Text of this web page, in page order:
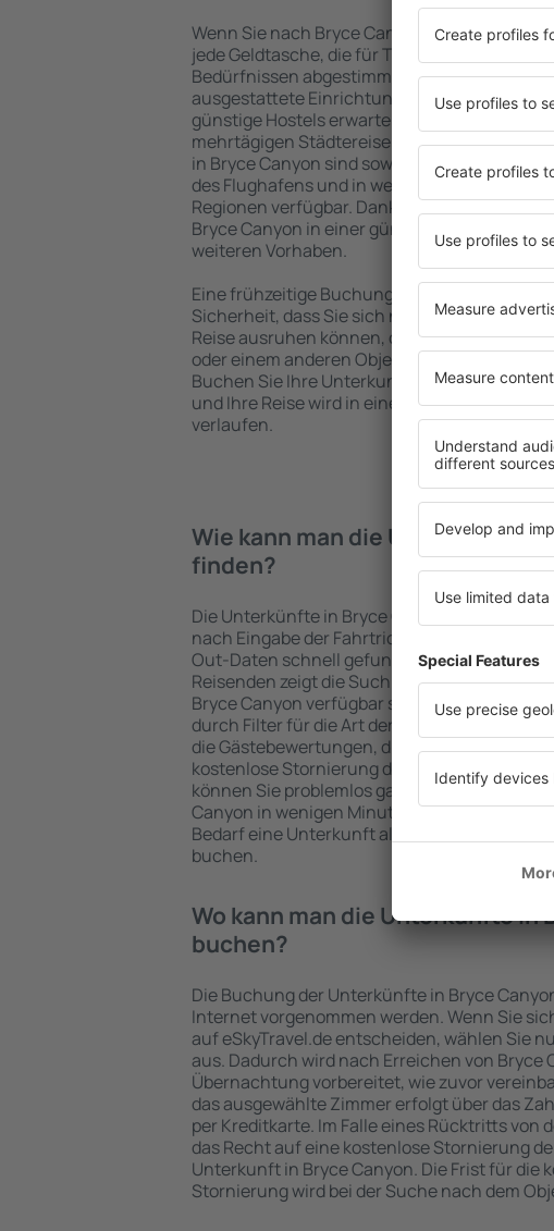
Wenn Sie nach Bryce Canyon reisen, finden
jede Geldtasche, die für Touristen mit
Bedürfnissen abgestimmt sind. Geräumige
ausgestattete Einrichtungen mit vielen
günstige Hostels erwarten die Besucher, wo
mehrtägigen Städtereise übernachten
in Bryce Canyon sind sowohl im Zentrum als
des Flughafens und in weniger beliebten
Regionen verfügbar. Dank dessen wählen
Bryce Canyon in einer günstigen Lage,
weiteren Vorhaben.
Eine frühzeitige Buchung der Unterkunft in
Sicherheit, dass Sie sich nach dem Erreichen
Reise ausruhen können, ohne nach einem
oder einem anderen Objekt für Reisende
Buchen Sie Ihre Unterkunft vor dem Besuch
und Ihre Reise wird in einer angenehmeren
verlaufen.
Wie kann man die Unterkünfte in
finden?
Die Unterkünfte in Bryce Canyon werden von
nach Eingabe der Fahrtrichtung und der
Out-Daten schnell gefunden. Nach Auswahl
Reisenden zeigt die Suchmaschine an,
Bryce Canyon verfügbar sind. Die Auswahl
durch Filter für die Art der Einrichtung und die
die Gästebewertungen, die Entfernung zum
kostenlose Stornierung der Buchung
können Sie problemlos ganz einfach eine
Canyon in wenigen Minuten auswählen. Sie
Bedarf eine Unterkunft alleine oder
buchen.
Wo kann man die Unterkünfte in
buchen?
Die Buchung der Unterkünfte in Bryce
Internet vorgenommen werden. Wenn Sie
auf eSkyTravel.de entscheiden, wählen Sie
aus. Dadurch wird nach Erreichen von Bryce
Übernachtung vorbereitet, wie zuvor
das ausgewählte Zimmer erfolgt über das
per Kreditkarte. Im Falle eines Rücktritts von
das Recht auf eine kostenlose Stornierung
Unterkunft in Bryce Canyon. Die Frist für die
Stornierung wird bei der Suche nach dem